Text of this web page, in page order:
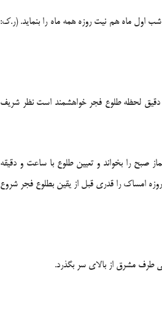
اول ماه هم نیت روزه همه ماه را بنماید. (ر.ک:
دقیق لحظه طلوع فجر خواهشمند است نظر شریف
را بخواند و تعیین طلوع با ساعت و دقیقه
امساك را قدری قبل از یقین بطلوع فجر شروع
مشرق از بالای سر بگذرد.